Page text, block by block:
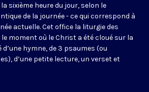
sixième heure du jour, selon le
de la journée - ce qui correspond à
actuelle. Cet office la liturgie des
moment où le Christ a été cloué sur la
hymne, de 3 psaumes (ou
d’une petite lecture, un verset et